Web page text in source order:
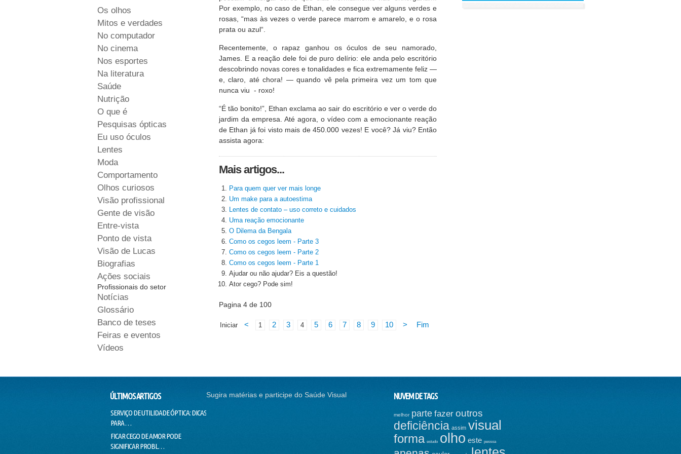
Por exemplo, no caso de Ethan, ele consegue ver alguns verdes e
rosas, “mas às vezes o verde parece marrom e amarelo, e o rosa
prata ou azul“.
Recentemente, o rapaz ganhou os óculos de seu namorado,
James. E a reação dele foi de puro delírio: ele anda pelo escritório
descobrindo novas cores e tonalidades e fica extremamente feliz —
e, claro, até chora! — quando vê pela primeira vez um tom que
nunca viu - roxo!
“É tão bonito!”, Ethan exclama ao sair do escritório e ver o verde do
jardim da empresa. Até agora, o vídeo com a emocionante reação
de Ethan já foi visto mais de 450.000 vezes! E você? Já viu? Então
assista agora:
Mais artigos...
Para quem quer ver mais longe
Um make para a autoestima
Lentes de contato – uso correto e cuidados
Uma reação emocionante
O Dilema da Bengala
Como os cegos leem - Parte 3
Como os cegos leem - Parte 2
Como os cegos leem - Parte 1
Ajudar ou não ajudar? Eis a questão!
Ator cego? Pode sim!
Pagina 4 de 100
Iniciar < 1 2 3 4 5 6 7 8 9 10 > Fim
Os olhos
Mitos e verdades
No computador
No cinema
Nos esportes
Na literatura
Saúde
Nutrição
O que é
Pesquisas ópticas
Eu uso óculos
Lentes
Moda
Comportamento
Olhos curiosos
Visão profissional
Gente de visão
Entre-vista
Ponto de vista
Visão de Lucas
Biografias
Ações sociais
Profissionais do setor
Notícias
Glossário
Banco de teses
Feiras e eventos
Vídeos
ÚLTIMOS ARTIGOS
SERVIÇO DE UTILIDADE ÓPTICA: DICAS
PARA …
FICAR CEGO DE AMOR PODE
SIGNIFICAR PROBL…
Sugira matérias e participe do Saúde Visual NUVEM DE TAGS
melhor parte fazer outros
deficiência assim visual
forma estudo olho este pessoa